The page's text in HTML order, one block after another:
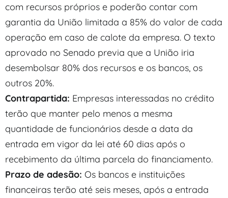
com recursos próprios e poderão contar com
garantia da União limitada a 85% do valor de cada
operação em caso de calote da empresa. O texto
aprovado no Senado previa que a União iria
desembolsar 80% dos recursos e os bancos, os
outros 20%.
Contrapartida: Empresas interessadas no crédito
terão que manter pelo menos a mesma
quantidade de funcionários desde a data da
entrada em vigor da lei até 60 dias após o
recebimento da última parcela do financiamento.
Prazo de adesão: Os bancos e instituições
financeiras terão até seis meses, após a entrada